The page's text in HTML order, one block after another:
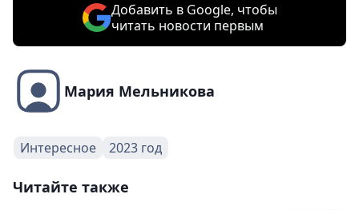
Добавить в Google, чтобы
читать новости первым
Мария Мельникова
Интересное 2023 год
Читайте также